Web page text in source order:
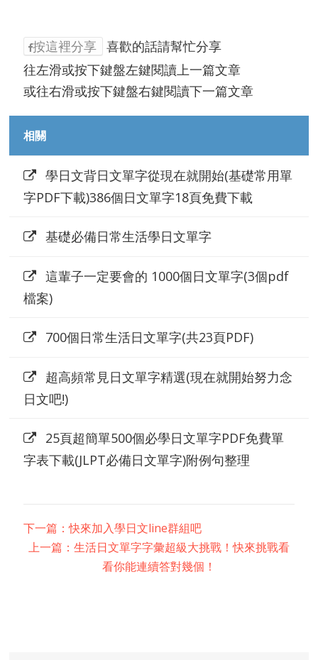
往左滑或按下鍵盤左鍵閱讀上一篇文章
或往右滑或按下鍵盤右鍵閱讀下一篇文章
相關
學日文背日文單字從現在就開始(基礎常用單
字PDF下載)386個日文單字18頁免費下載
檔案)
日文吧!)
字表下載(JLPT必備日文單字)附例句整理
上一篇：生活日文單字字彙超級大挑戰！快來挑戰看
看你能連續答對幾個！